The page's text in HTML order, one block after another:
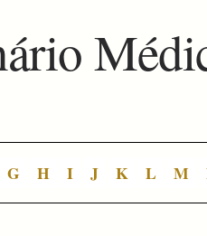
G H I J K L M